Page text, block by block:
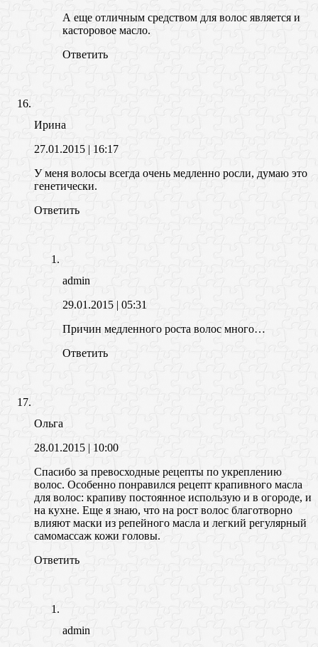
А еще отличным средством для волос является и
касторовое масло.
Ответить
Ирина
27.01.2015 | 16:17
У меня волосы всегда очень медленно росли, думаю это
генетически.
Ответить
admin
29.01.2015 | 05:31
Причин медленного роста волос много…
Ответить
Ольга
28.01.2015 | 10:00
Спасибо за превосходные рецепты по укреплению
волос. Особенно понравился рецепт крапивного масла
для волос: крапиву постоянное использую и в огороде, и
на кухне. Еще я знаю, что на рост волос благотворно
влияют маски из репейного масла и легкий регулярный
самомассаж кожи головы.
Ответить
admin